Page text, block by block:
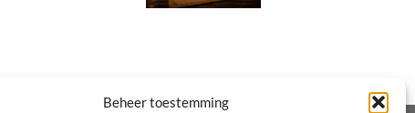
Beheer toestemming